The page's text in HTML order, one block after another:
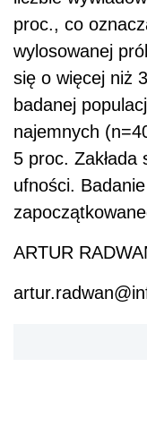
proc., co
wylosowanej
się o więcej niż
badanej
najemnych
5 proc.
ufności.
ARTUR